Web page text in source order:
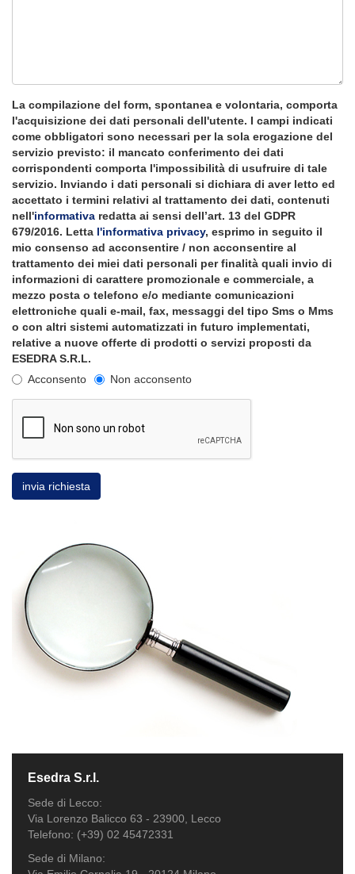
La compilazione del form, spontanea e volontaria, comporta
l'acquisizione dei dati personali dell'utente. I campi indicati
come obbligatori sono necessari per la sola erogazione del
servizio previsto: il mancato conferimento dei dati
corrispondenti comporta l'impossibilità di usufruire di tale
servizio. Inviando i dati personali si dichiara di aver letto ed
accettato i termini relativi al trattamento dei dati, contenuti
nell'informativa redatta ai sensi dell’art. 13 del GDPR
679/2016. Letta l'informativa privacy, esprimo in seguito il
mio consenso ad acconsentire / non acconsentire al
trattamento dei miei dati personali per finalità quali invio di
informazioni di carattere promozionale e commerciale, a
mezzo posta o telefono e/o mediante comunicazioni
elettroniche quali e-mail, fax, messaggi del tipo Sms o Mms
o con altri sistemi automatizzati in futuro implementati,
relative a nuove offerte di prodotti o servizi proposti da
ESEDRA S.R.L.
Acconsento
Non acconsento
invia richiesta
Esedra S.r.l.
Sede di Lecco:
Via Lorenzo Balicco 63 - 23900, Lecco
Telefono: (+39) 02 45472331
Sede di Milano: